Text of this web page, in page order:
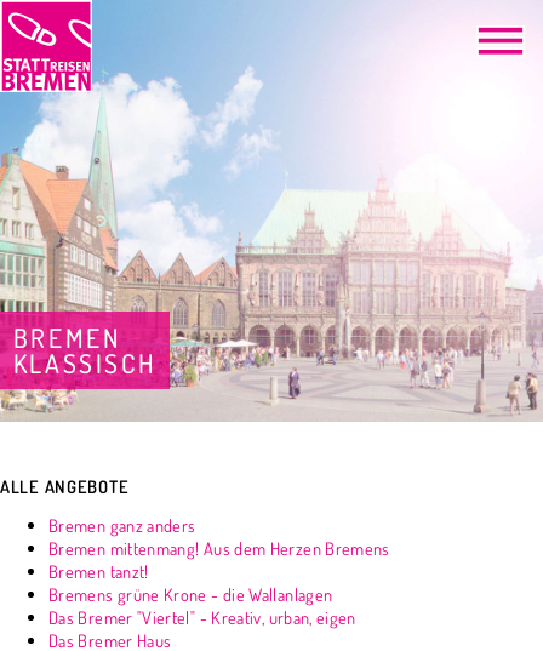
BREMEN
KLASSISCH
ALLE ANGEBOTE
Bremen ganz anders
Bremen mittenmang! Aus dem Herzen Bremens
Bremen tanzt!
Bremens grüne Krone - die Wallanlagen
Das Bremer "Viertel" - Kreativ, urban, eigen
Das Bremer Haus